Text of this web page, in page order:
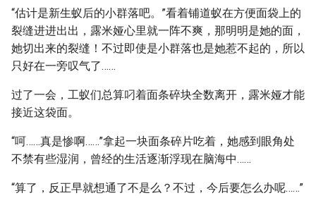
“估计是新生蚁后的小群落吧。”看着铺道蚁在方便面袋上的
裂缝进进出出，露米娅心里就一阵不爽，那明明是她的面，
她切出来的裂缝！不过即使是小群落也是她惹不起的，所以
只好在一旁叹气了……
过了一会，工蚁们总算叼着面条碎块全数离开，露米娅才能
接近这袋面。
“呵……真是惨啊……”拿起一块面条碎片吃着，她感到眼角处
不禁有些湿润，曾经的生活逐渐浮现在脑海中……
“算了，反正早就想通了不是么？不过，今后要怎么办呢……”